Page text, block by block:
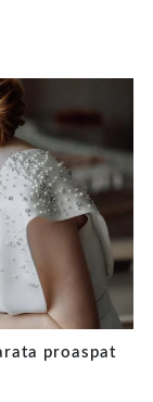
proaspat